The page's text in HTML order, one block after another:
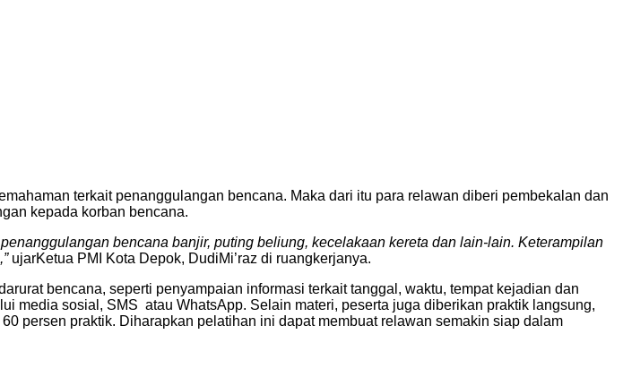
terkait penanggulangan bencana. Maka dari itu para relawan diberi pembekalan dan
kepada korban bencana.
bencana banjir, puting beliung, kecelakaan kereta dan lain-lain. Keterampilan
ujarKetua PMI Kota Depok, DudiMi’raz di ruangkerjanya.
bencana, seperti penyampaian informasi terkait tanggal, waktu, tempat kejadian dan
media sosial, SMS atau WhatsApp. Selain materi, peserta juga diberikan praktik langsung,
persen praktik. Diharapkan pelatihan ini dapat membuat relawan semakin siap dalam